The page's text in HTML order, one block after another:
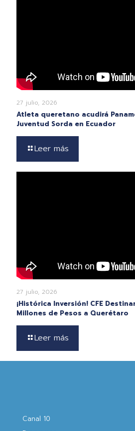
27 julio, 2026
Atleta queretano acudirá
Juventud Sorda en Ecuador
Leer más
27 julio, 2026
¡Histórica Inversión! CFE
Millones de Pesos a Querétaro
Leer más
Canal 10